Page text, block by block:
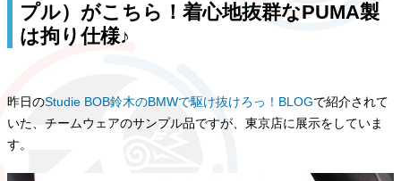
プル）がこちら！着心地抜群なPUMA製
は拘り仕様♪
昨日のStudie BOB鈴木のBMWで駆け抜けろっ！BLOGで紹介されて
いた、チームウェアのサンプル品ですが、東京店に展示をしていま
す。